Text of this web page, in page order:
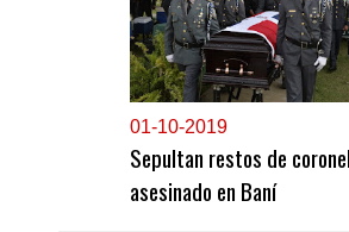
01-10-2019
Sepultan restos de coronel
asesinado en Baní